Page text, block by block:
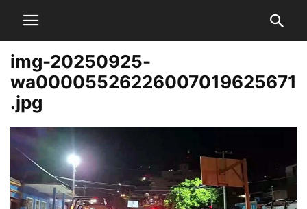
img-20250925-
wa00005526226007019625671
.jpg